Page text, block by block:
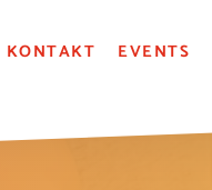
KONTAKT EVENTS